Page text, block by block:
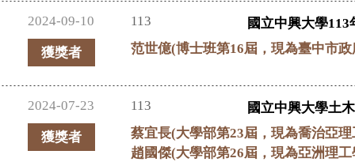
2024-09-10 113
國立中興大學
獲獎者
范世億(博士班第16屆，現為臺中市
2024-07-23 113
國立中興大學土
獲獎者
蔡宜長(大學部第23屆，現為喬治亞
趙國傑(大學部第26屆，現為亞洲理